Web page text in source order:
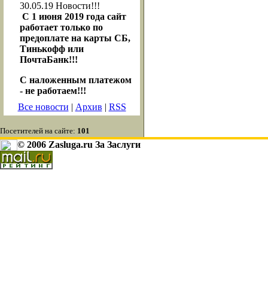
30.05.19 Новости!!!
С 1 июня 2019 года сайт
работает только по
предоплате на карты СБ,
Тинькофф или
ПочтаБанк!!!
С наложенным платежом
- не работаем!!!
Все новости | Архив | RSS
Посетителей на сайте: 101
© 2006 Zasluga.ru За Заслуги